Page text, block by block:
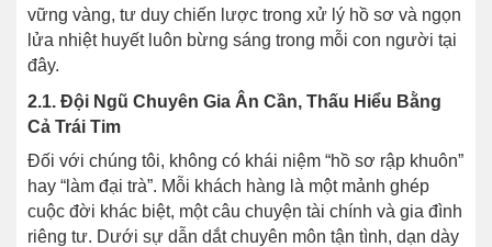
vững vàng, tư duy chiến lược trong xử lý hồ sơ và ngọn
lửa nhiệt huyết luôn bừng sáng trong mỗi con người tại
đây.
2.1. Đội Ngũ Chuyên Gia Ân Cần, Thấu Hiểu Bằng
Cả Trái Tim
Đối với chúng tôi, không có khái niệm “hồ sơ rập khuôn”
hay “làm đại trà”. Mỗi khách hàng là một mảnh ghép
cuộc đời khác biệt, một câu chuyện tài chính và gia đình
riêng tư. Dưới sự dẫn dắt chuyên môn tận tình, dạn dày